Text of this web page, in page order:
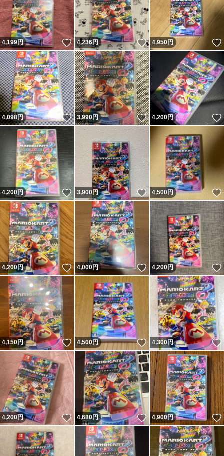
4,199円 いいね！
4,236円 いいね！
4,950円
4,098円 いいね！
3,990円 いいね！
4,200円
4,200円 いいね！
3,900円 いいね！
4,500円
4,200円 いいね！
4,000円 いいね！
4,200円
4,150円 いいね！
4,500円 いいね！
4,300円
4,200円 いいね！
4,680円 いいね！
4,900円